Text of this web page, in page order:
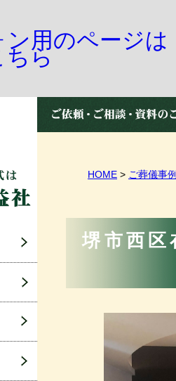
用のページは
ちら
HOME > ご葬儀事
堺市西